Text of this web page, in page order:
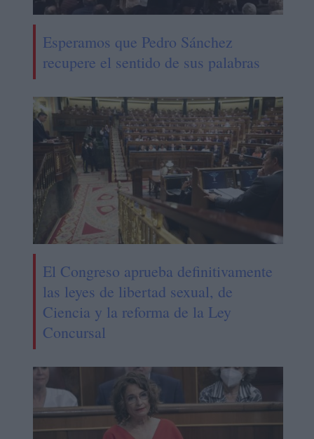
Esperamos que Pedro Sánchez
recupere el sentido de sus palabras
El Congreso aprueba definitivamente
las leyes de libertad sexual, de
Ciencia y la reforma de la Ley
Concursal